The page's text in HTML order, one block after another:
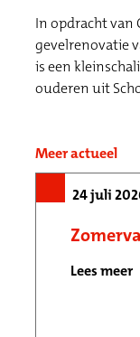
In opdracht van
gevelrenovatie
is een
ouderen uit
Meer actueel
24 juli
Lees meer